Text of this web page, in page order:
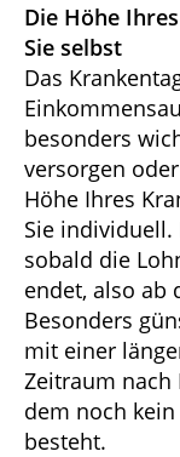
Die Höhe
Sie selbst
Das
besonders
versorgen
Höhe Ihres
Sie individuell.
sobald die
endet, also ab
Besonders
mit einer
Zeitraum
dem noch
besteht.